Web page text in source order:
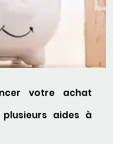
votre achat
aides à